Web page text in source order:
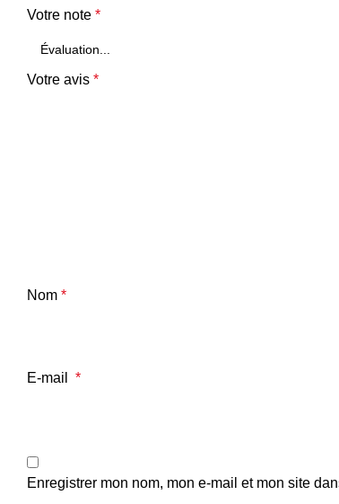
Votre note *
Votre avis *
Nom *
E-mail *
Enregistrer mon nom, mon e-mail et mon site